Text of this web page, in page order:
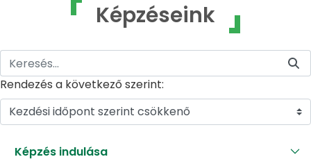
Képzéseink
Rendezés a következő szerint:
Kezdési időpont szerint csökkenő
Képzés indulása